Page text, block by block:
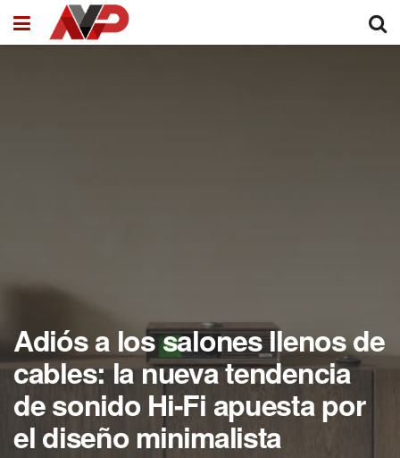
Adiós a los salones llenos de
cables: la nueva tendencia
de sonido Hi-Fi apuesta por
el diseño minimalista